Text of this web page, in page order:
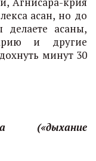
асан, но до
асаны,
и другие
минут 30
(«дыхание